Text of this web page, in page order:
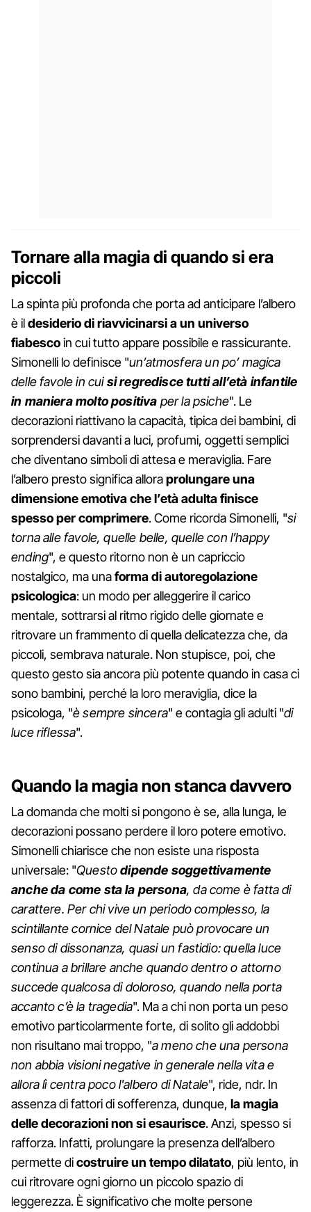
Tornare alla magia di quando si era
piccoli
La spinta più profonda che porta ad anticipare l’albero
è ildesiderio di riavvicinarsi a un universo
fiabescoin cui tutto appare possibile e rassicurante.
Simonelli lo definisce "un’atmosfera un po’ magica
delle favole in cuisi regredisce tutti all’età infantile
in maniera molto positiva per la psiche". Le
decorazioni riattivano la capacità, tipica dei bambini, di
sorprendersi davanti a luci, profumi, oggetti semplici
che diventano simboli di attesa e meraviglia. Fare
l’albero presto significa alloraprolungare una
dimensione emotiva che l’età adulta finisce
spesso per comprimere. Come ricorda Simonelli, "si
torna alle favole, quelle belle, quelle con l’happy
ending", e questo ritorno non è un capriccio
nostalgico, ma unaforma di autoregolazione
psicologica: un modo per alleggerire il carico
mentale, sottrarsi al ritmo rigido delle giornate e
ritrovare un frammento di quella delicatezza che, da
piccoli, sembrava naturale. Non stupisce, poi, che
questo gesto sia ancora più potente quando in casa ci
sono bambini, perché la loro meraviglia, dice la
psicologa, "è sempre sincera" e contagia gli adulti "di
luce riflessa".
Quando la magia non stanca davvero
La domanda che molti si pongono è se, alla lunga, le
decorazioni possano perdere il loro potere emotivo.
Simonelli chiarisce che non esiste una risposta
universale: "Questodipende soggettivamente
anche da come sta la persona, da come è fatta di
carattere. Per chi vive un periodo complesso, la
scintillante cornice del Natale può provocare un
senso di dissonanza, quasi un fastidio: quella luce
continua a brillare anche quando dentro o attorno
succede qualcosa di doloroso, quando nella porta
accanto c’è la tragedia". Ma a chi non porta un peso
emotivo particolarmente forte, di solito gli addobbi
non risultano mai troppo, "a meno che una persona
non abbia visioni negative in generale nella vita e
allora lì centra poco l'albero di Natale", ride, ndr. In
assenza di fattori di sofferenza, dunque, la magia
delle decorazioni non si esaurisce. Anzi, spesso si
rafforza. Infatti, prolungare la presenza dell’albero
permette dicostruire un tempo dilatato, più lento, in
cui ritrovare ogni giorno un piccolo spazio di
leggerezza. È significativo che molte persone